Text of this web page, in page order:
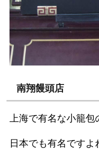
南翔饅頭店
上海で有名な小籠包
日本でも有名ですよ